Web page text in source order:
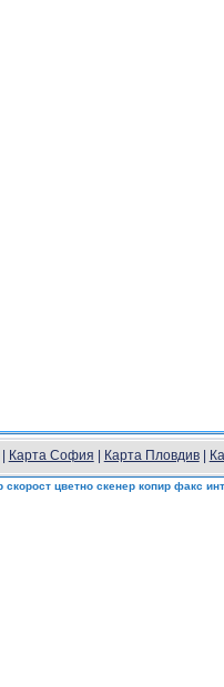
Карта София Карта Пловдив|
цветно скенер копир факс